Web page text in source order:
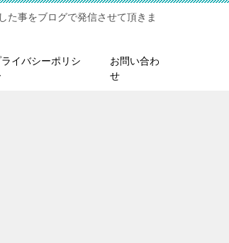
た事をブログで発信させて頂きま
ライバシーポリシ
お問い合わ
せ